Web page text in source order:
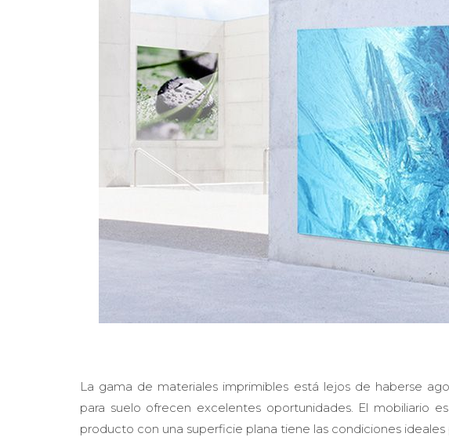
La gama de materiales imprimibles está lejos de haberse
para suelo ofrecen excelentes oportunidades. El mobiliario
producto con una superficie plana tiene las condiciones ideales